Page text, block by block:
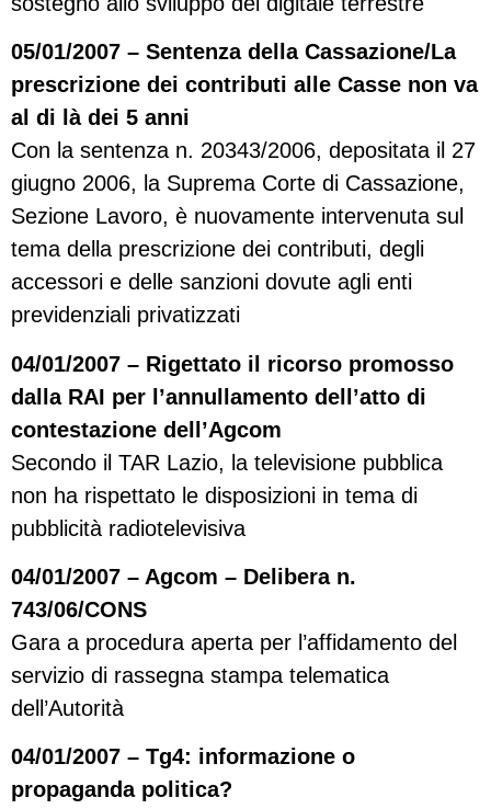
05/01/2007 – Sentenza della Cassazione/La
prescrizione dei contributi alle Casse non va
al di là dei 5 anni
Con la sentenza n. 20343/2006, depositata il 27
giugno 2006, la Suprema Corte di Cassazione,
Sezione Lavoro, è nuovamente intervenuta sul
tema della prescrizione dei contributi, degli
accessori e delle sanzioni dovute agli enti
previdenziali privatizzati
04/01/2007 – Rigettato il ricorso promosso
dalla RAI per l’annullamento dell’atto di
contestazione dell’Agcom
Secondo il TAR Lazio, la televisione pubblica
non ha rispettato le disposizioni in tema di
pubblicità radiotelevisiva
04/01/2007 – Agcom – Delibera n.
743/06/CONS
Gara a procedura aperta per l’affidamento del
servizio di rassegna stampa telematica
dell’Autorità
04/01/2007 – Tg4: informazione o
propaganda politica?